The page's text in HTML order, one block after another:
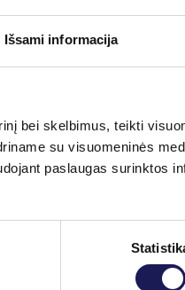
Išsami informacija
bei skelbimus, teikti
su visuomeninės
paslaugas surinktos